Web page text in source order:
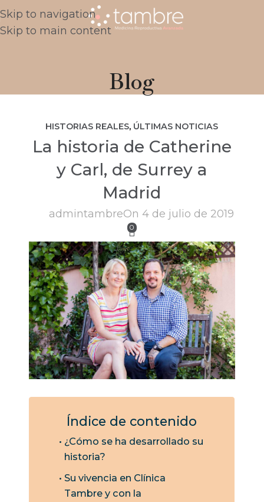
Skip to navigation
Skip to main content
Blog
HISTORIAS REALES, ÚLTIMAS NOTICIAS
La historia de Catherine
y Carl, de Surrey a
Madrid
admintambreOn 4 de julio de 2019
0
Índice de contenido
¿Cómo se ha desarrollado su
historia?
Su vivencia en Clínica
Tambre y con la